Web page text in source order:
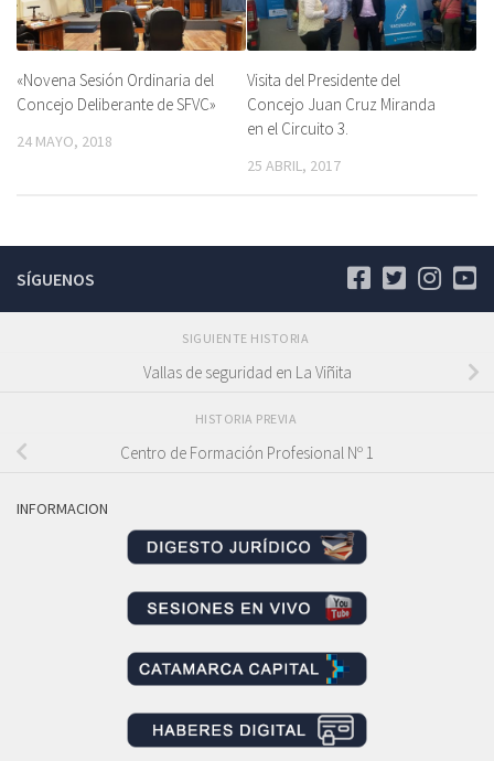
«Novena Sesión Ordinaria del
Concejo Deliberante de SFVC»
24 MAYO, 2018
Visita del Presidente del
Concejo Juan Cruz Miranda
en el Circuito 3.
25 ABRIL, 2017
SÍGUENOS
SIGUIENTE HISTORIA
Vallas de seguridad en La Viñita
HISTORIA PREVIA
Centro de Formación Profesional Nº 1
INFORMACION